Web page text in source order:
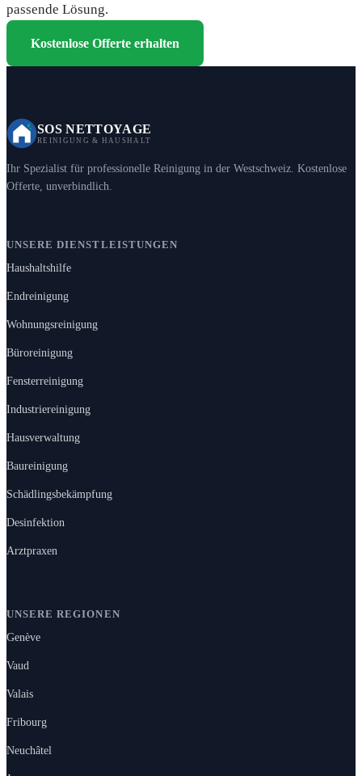
passende Lösung.
Kostenlose Offerte erhalten
SOS NETTOYAGE
REINIGUNG & HAUSHALT
Ihr Spezialist für professionelle Reinigung in der Westschweiz. Kostenlose
Offerte, unverbindlich.
UNSERE DIENSTLEISTUNGEN
Haushaltshilfe
Endreinigung
Wohnungsreinigung
Büroreinigung
Fensterreinigung
Industriereinigung
Hausverwaltung
Baureinigung
Schädlingsbekämpfung
Desinfektion
Arztpraxen
UNSERE REGIONEN
Genève
Vaud
Valais
Fribourg
Neuchâtel